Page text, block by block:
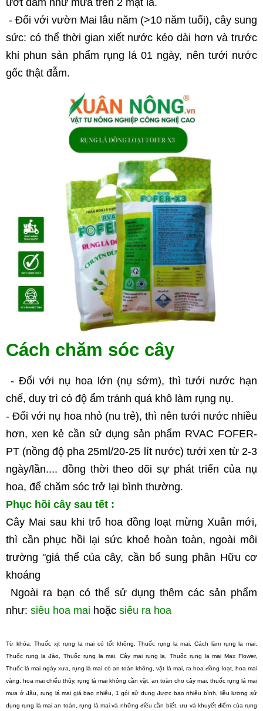
ướt đẫm như mưa trên 2 mặt lá.
sức: có thể thời gian xiết nước kéo dài hơn và trước
khi phun sản phẩm rụng lá 01 ngày, nên tưới nước
gốc thật đẫm.
Cách chăm sóc cây
chế, duy trì có độ ẩm tránh quá khô làm rụng nụ.
- Đối với nụ hoa nhỏ (nu trẻ), thì nên tưới nước nhiều
hơn, xen kẻ cần sử dụng sản phẩm RVAC FOFER-
PT (nồng độ pha 25ml/20-25 lít nước) tưới xen từ 2-3
ngày/lần.... đồng thời theo dõi sự phát triển của nụ
hoa, để chăm sóc trở lại bình thường.
Phục hồi cây sau tết :
Cây Mai sau khi trổ hoa đồng loạt mừng Xuân mới,
thì cần phục hồi lại sức khoẻ hoàn toàn, ngoài môi
trường "giá thể của cây, cần bổ sung phân Hữu cơ
khoáng
Ngoài ra bạn có thể sử dụng thêm các sản phẩm
như: siêu hoa mai hoặc siêu ra hoa
Từ khóa: Thuốc xịt rụng la mai có tốt không, Thuốc rụng la mai, Cách làm rụng la mai,
Thuốc rụng la đào, Thuốc rụng la mai, Cây mai rụng la, Thuốc rụng la mai Max Flower,
Thuốc lá mai ngày xưa, rụng là mai có an toàn không, vặt lá mai, ra hoa đồng loạt, hoa mai
vàng, hoa mai chiếu thủy, rụng lá mai không cần vặt, an toàn cho cây mai, thuốc rụng lá mai
mua ở đâu, rụng lá mai giá bao nhiêu, 1 gói sử dụng được bao nhiêu bình, liều lượng sử
dụng rụng lá mai an toàn, rụng lá mai và những điều cần biết, ưu và khuyết điểm của rụng